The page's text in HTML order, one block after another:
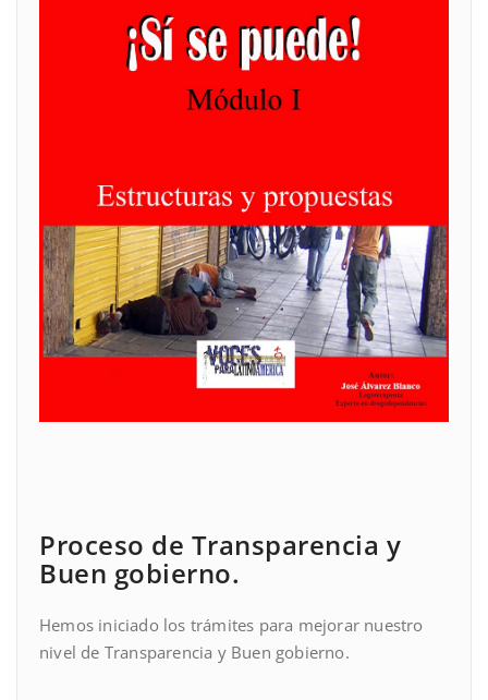
Proceso de Transparencia y
Buen gobierno.
Hemos iniciado los trámites para mejorar nuestro
nivel de Transparencia y Buen gobierno.